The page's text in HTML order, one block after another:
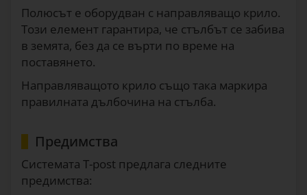
Полюсът е оборудван с направляващо крило.
Този елемент гарантира, че стълбът се забива
в земята, без да се върти по време на
поставянето.
Направляващото крило също така маркира
правилната дълбочина на стълба.
Предимства
Системата T-post предлага следните
предимства: